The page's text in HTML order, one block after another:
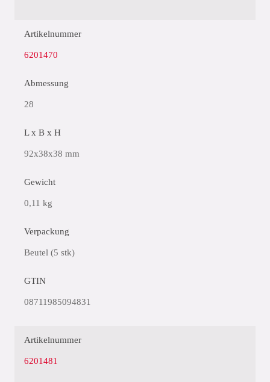
Artikelnummer
6201470
Abmessung
28
L x B x H
92x38x38 mm
Gewicht
0,11 kg
Verpackung
Beutel (5 stk)
GTIN
08711985094831
Artikelnummer
6201481